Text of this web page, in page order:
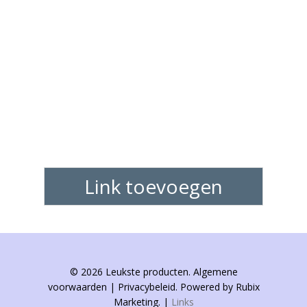
Link toevoegen
© 2026 Leukste producten. Algemene
voorwaarden | Privacybeleid. Powered by Rubix
Marketing. | Links